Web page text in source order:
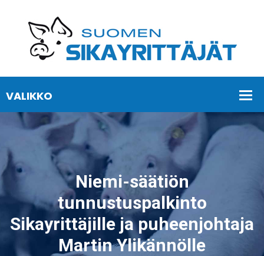
Niemi-säätiön
tunnustuspalkinto
Sikayrittäjille ja puheenjohtaja
Martin Ylikännölle